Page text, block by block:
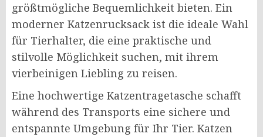
größtmögliche Bequemlichkeit bieten. Ein
moderner Katzenrucksack ist die ideale Wahl
für Tierhalter, die eine praktische und
stilvolle Möglichkeit suchen, mit ihrem
vierbeinigen Liebling zu reisen.
Eine hochwertige Katzentragetasche schafft
während des Transports eine sichere und
entspannte Umgebung für Ihr Tier. Katzen